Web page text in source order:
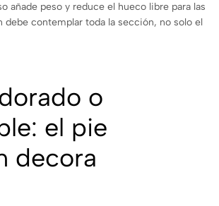
añade peso y reduce el hueco libre para las
debe contemplar toda la sección, no solo el
o
el pie
decora